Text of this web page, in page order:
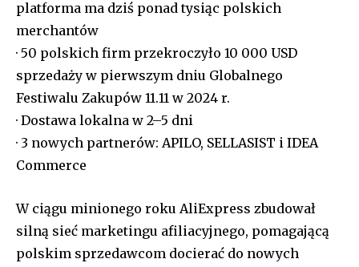
platforma ma dziś ponad tysiąc polskich
merchantów
· 50 polskich firm przekroczyło 10 000 USD
sprzedaży w pierwszym dniu Globalnego
Festiwalu Zakupów 11.11 w 2024 r.
· Dostawa lokalna w 2–5 dni
· 3 nowych partnerów: APILO, SELLASIST i IDEA
Commerce
W ciągu minionego roku AliExpress zbudował
silną sieć marketingu afiliacyjnego, pomagającą
polskim sprzedawcom docierać do nowych